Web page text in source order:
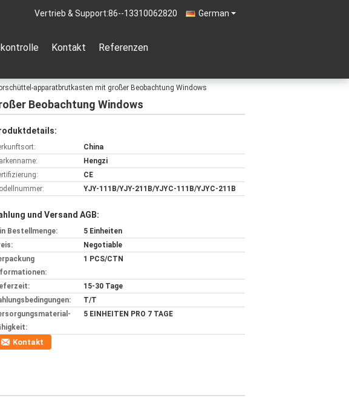
German
Vertrieb & Support:86--13310062820
Kontakt Referenzen
apparatbrutkasten mit großer Beobachtung Windows
Beobachtung Windows
China
Hengzi
CE
YJY-111B/YJY-211B/YJYC-111B/YJYC-211B
und Versand AGB:
Bestellmenge:
5 Einheiten
Negotiable
1 PCS/CTN
15-30 Tage
T/T
5 EINHEITEN PRO 7 TAGE
Kontakt